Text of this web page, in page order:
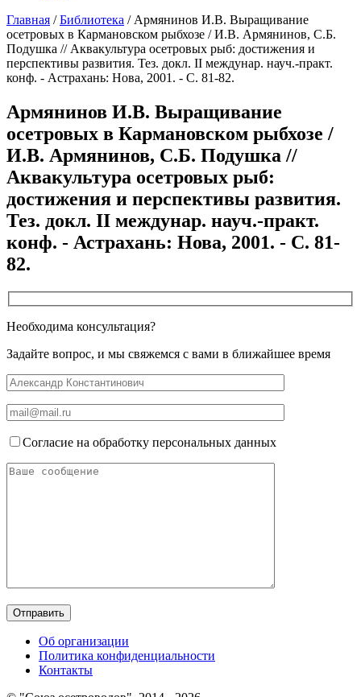
Главная /Библиотека / Армянинов И.В. Выращивание
осетровых в Кармановском рыбхозе / И.В. Армянинов, С.Б.
Подушка // Аквакультура осетровых рыб: достижения и
перспективы развития. Тез. докл. II междунар. науч.-практ.
конф. - Астрахань: Нова, 2001. - С. 81-82.
Армянинов И.В. Выращивание
осетровых в Кармановском рыбхозе /
И.В. Армянинов, С.Б. Подушка //
Аквакультура осетровых рыб:
достижения и перспективы развития.
Тез. докл. II междунар. науч.-практ.
конф. - Астрахань: Нова, 2001. - С. 81-
82.
Необходима консультация?
Задайте вопрос, и мы свяжемся с вами в ближайшее время
Согласие на обработку персональных данных
Об организации
Политика конфиденциальности
Контакты